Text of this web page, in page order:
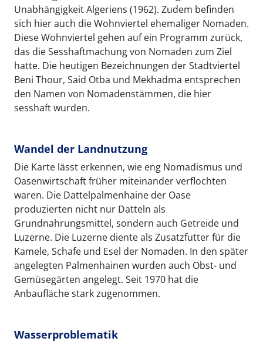
Unabhängigkeit Algeriens (1962). Zudem befinden
sich hier auch die Wohnviertel ehemaliger Nomaden.
Diese Wohnviertel gehen auf ein Programm zurück,
das die Sesshaftmachung von Nomaden zum Ziel
hatte. Die heutigen Bezeichnungen der Stadtviertel
Beni Thour, Said Otba und Mekhadma entsprechen
den Namen von Nomadenstämmen, die hier
sesshaft wurden.
Wandel der Landnutzung
Die Karte lässt erkennen, wie eng Nomadismus und
Oasenwirtschaft früher miteinander verflochten
waren. Die Dattelpalmenhaine der Oase
produzierten nicht nur Datteln als
Grundnahrungsmittel, sondern auch Getreide und
Luzerne. Die Luzerne diente als Zusatzfutter für die
Kamele, Schafe und Esel der Nomaden. In den später
angelegten Palmenhainen wurden auch Obst- und
Gemüsegärten angelegt. Seit 1970 hat die
Anbaufläche stark zugenommen.
Wasserproblematik